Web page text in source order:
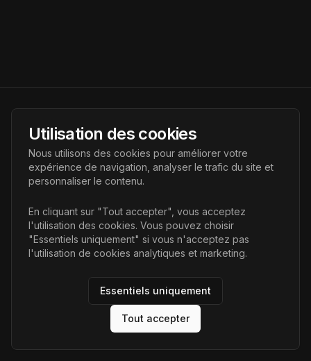
AI Futur
Portail de l'avenir de l'intelligence artificielle, vous aidant à
découvrir les dernières technologies IA.
Liens
Accueil
Articles
AI Futur. Tous droits réservés.
Utilisation des cookies
Nous utilisons des cookies pour améliorer votre
expérience de navigation, analyser le trafic du site et
personnaliser le contenu.
En cliquant sur "Tout accepter", vous acceptez
l'utilisation des cookies. Vous pouvez choisir
"Essentiels uniquement" si vous n'acceptez pas
l'utilisation de cookies analytiques et marketing.
Essentiels uniquement
Tout accepter